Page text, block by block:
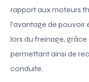
rapport aux moteurs
l’avantage de pouvoir
lors du freinage,
permettant ainsi de
conduite.